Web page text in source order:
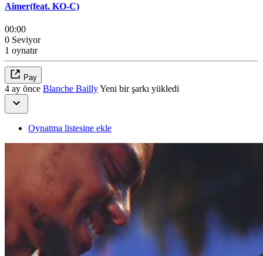
Aimer(feat. KO-C)
00:00
0 Seviyor
1 oynatır
Pay
4 ay önce Blanche BaillyYeni bir şarkı yükledi
Oynatma listesine ekle